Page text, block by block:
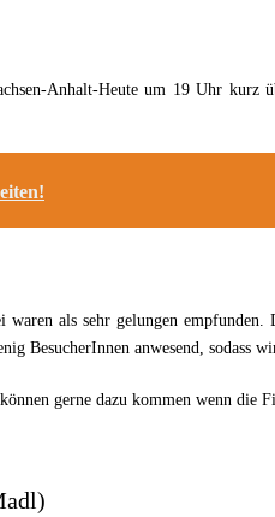
Anhalt-Heute um 19 Uhr
als sehr gelungen
anwesend, sodass
gerne dazu kommen wenn